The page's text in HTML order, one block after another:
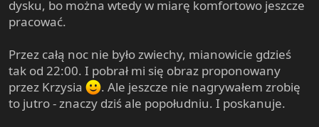
dysku, bo można wtedy w miarę komfortowo jeszcze
pracować.
Przez całą noc nie było zwiechy, mianowicie gdzieś
tak od 22:00. I pobrał mi się obraz proponowany
przez Krzysia
. Ale jeszcze nie nagrywałem zrobię
to jutro - znaczy dziś ale popołudniu. I poskanuje.